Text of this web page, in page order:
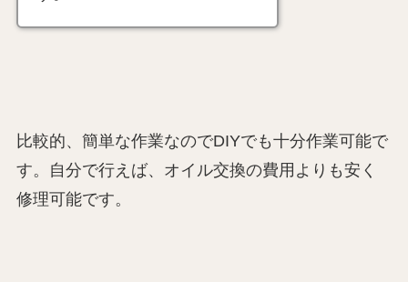
比較的、簡単な作業なのでDIYでも十分作業可能で
す。自分で行えば、オイル交換の費用よりも安く
修理可能です。